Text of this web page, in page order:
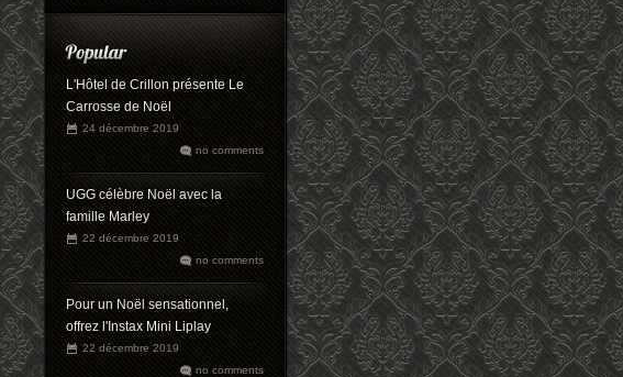
L'Hôtel de Crillon présente Le
Carrosse de Noël
24 décembre 2019
no comments
UGG célèbre Noël avec la
famille Marley
22 décembre 2019
no comments
Pour un Noël sensationnel,
offrez l'Instax Mini Liplay
22 décembre 2019
no comments